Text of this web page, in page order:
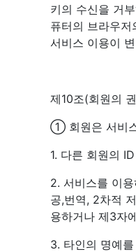
키의 수신을 거
퓨터의 브라우
서비스 이용이
제10조(회원의
① 회원은 서비
1. 다른 회원의
2. 서비스를 이
공,번역, 2차적
용하거나 제3자
3. 타인의 명예